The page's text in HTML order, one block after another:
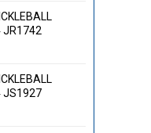
JR1742
JS1927